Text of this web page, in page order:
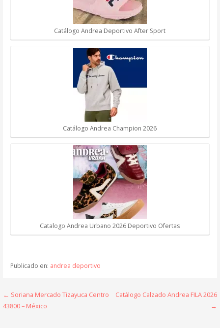
Catálogo Andrea Deportivo After Sport
Catálogo Andrea Champion 2026
Catalogo Andrea Urbano 2026 Deportivo Ofertas
Publicado en: andrea deportivo
Navegación
← Soriana Mercado Tizayuca Centro
43800 – México
Catálogo Calzado Andrea FILA 2026
→